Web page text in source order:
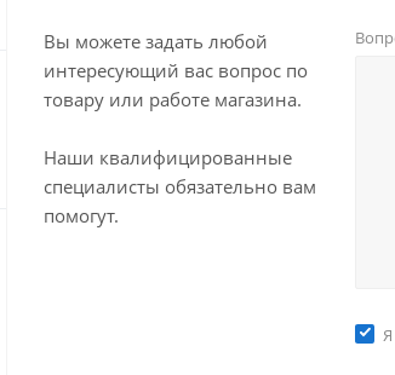
Вы можете задать любой
интересующий вас вопрос по
товару или работе магазина.
Наши квалифицированные
специалисты обязательно вам
помогут.
Я